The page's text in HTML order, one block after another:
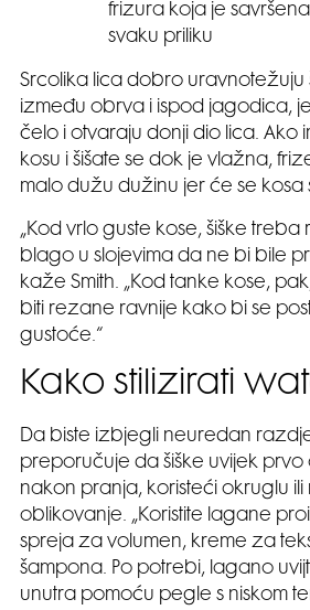
frizura koja je
svaku priliku
Srcolika lica dobro uravnotežuju
između obrva i ispod jagodica,
čelo i otvaraju donji dio lica. Ako
kosu i šišate se dok je vlažna,
malo dužu dužinu jer će se kosa
„Kod vrlo guste kose, šiške treba
blago u slojevima da ne bi bile
kaže Smith. „Kod tanke kose,
biti rezane ravnije kako bi se
gustoće.“
Kako stilizirati
Da biste izbjegli neuredan
preporučuje da šiške uvijek prvo
nakon pranja, koristeći okruglu
oblikovanje. „Koristite lagane
spreja za volumen, kreme za
šampona. Po potrebi, lagano
unutra pomoću pegle s niskom